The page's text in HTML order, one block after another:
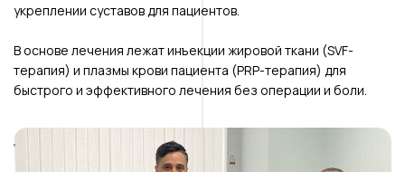
укреплении суставов для пациентов.
В основе лечения лежат инъекции жировой ткани (SVF-
терапия) и плазмы крови пациента (PRP-терапия) для
быстрого и эффективного лечения без операции и боли.